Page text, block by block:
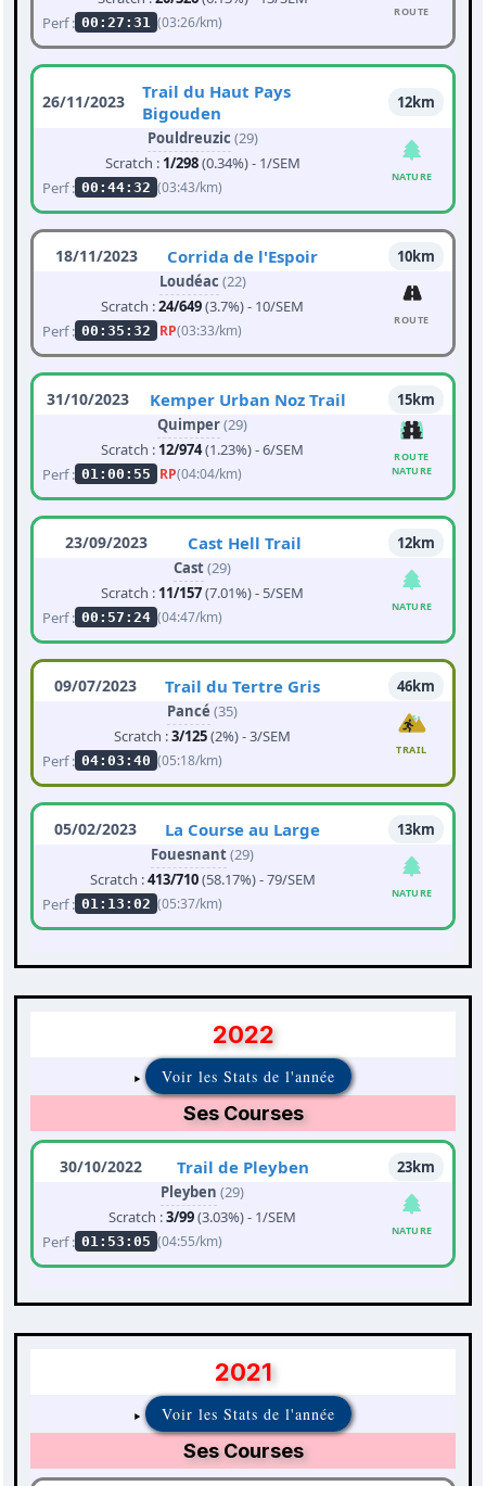
Perf : 00:27:31 (03:26/km)
ROUTE
26/11/2023
Trail du Haut Pays
Bigouden
12km
Pouldreuzic (29)
Scratch : 1/298(0.34%) - 1/SEM
Perf : 00:44:32 (03:43/km)
NATURE
18/11/2023 Corrida de l'Espoir
10km
Loudéac (22)
Scratch :24/649(3.7%) - 10/SEM
Perf : 00:35:32 RP(03:33/km)
ROUTE
31/10/2023 Kemper Urban Noz Trail
15km
Quimper(29)
Scratch : 12/974(1.23%) - 6/SEM
Perf : 01:00:55 RP(04:04/km)
ROUTE
NATURE
23/09/2023 Cast Hell Trail
12km
Cast(29)
Scratch : 11/157(7.01%) - 5/SEM
Perf : 00:57:24 (04:47/km)
NATURE
09/07/2023 Trail du Tertre Gris
46km
Pancé (35)
Scratch :3/125(2%) - 3/SEM
Perf : 04:03:40 (05:18/km)
TRAIL
05/02/2023 La Course au Large
13km
Fouesnant(29)
Scratch :413/710(58.17%) - 79/SEM
Perf : 01:13:02 (05:37/km)
NATURE
2022
Voir les Stats de l'année
Ses Courses
30/10/2022 Trail de Pleyben
23km
Pleyben (29)
Scratch :3/99(3.03%) - 1/SEM
Perf : 01:53:05 (04:55/km)
NATURE
2021
Voir les Stats de l'année
Ses Courses